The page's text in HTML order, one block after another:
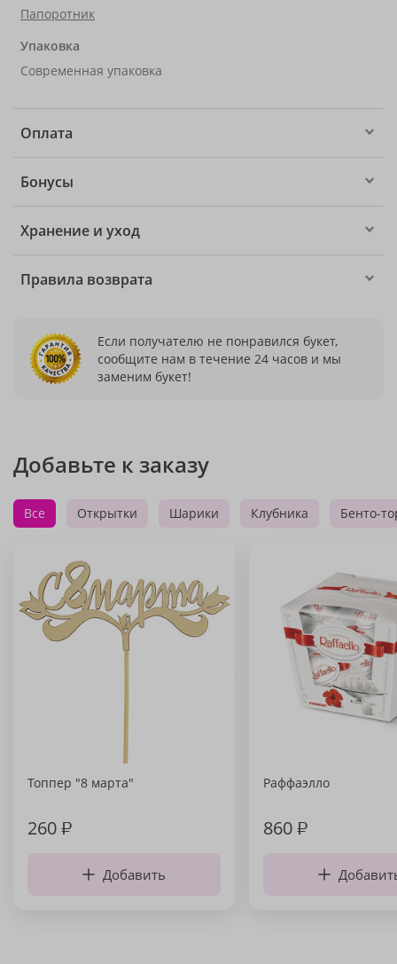
Папоротник
Упаковка
Современная упаковка
Оплата
Бонусы
Хранение и уход
Правила возврата
Если получателю не понравился букет,
сообщите нам в течение 24 часов и мы
заменим букет!
Добавьте к заказу
Все Открытки Шарики Клубника Бенто-
Топпер "8 марта"
260₽
Добавить
Раффаэлло
860₽